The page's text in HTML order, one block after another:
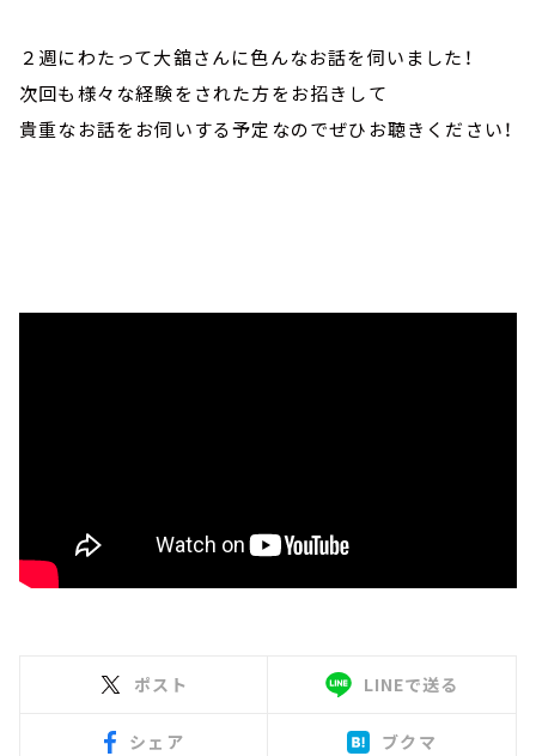
２週にわたって大舘さんに色んなお話を伺いました！
次回も様々な経験をされた方をお招きして
貴重なお話をお伺いする予定なのでぜひお聴きください！
ポスト LINEで送る
シェア ブクマ